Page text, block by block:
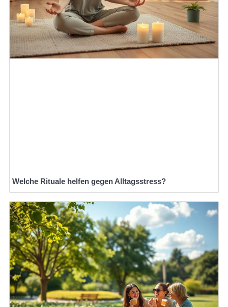
Welche Rituale helfen gegen Alltagsstress?